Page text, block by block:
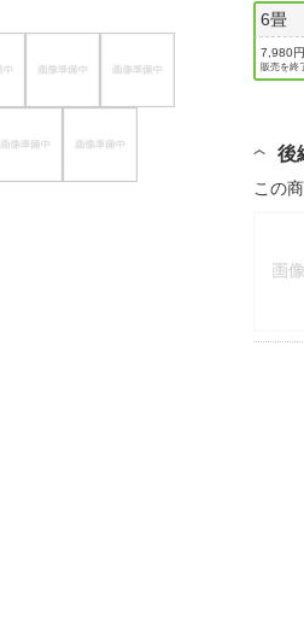
6畳
7,980円
販売を終
後
この